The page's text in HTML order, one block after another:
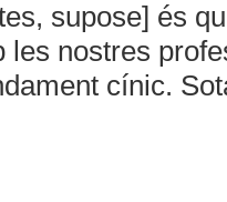
supose] és
les nostres
cínic.